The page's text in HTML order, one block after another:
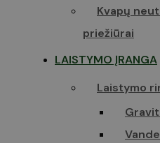
Kvapų
priežiūrai
LAISTYMO ĮRANGA
Laistymo